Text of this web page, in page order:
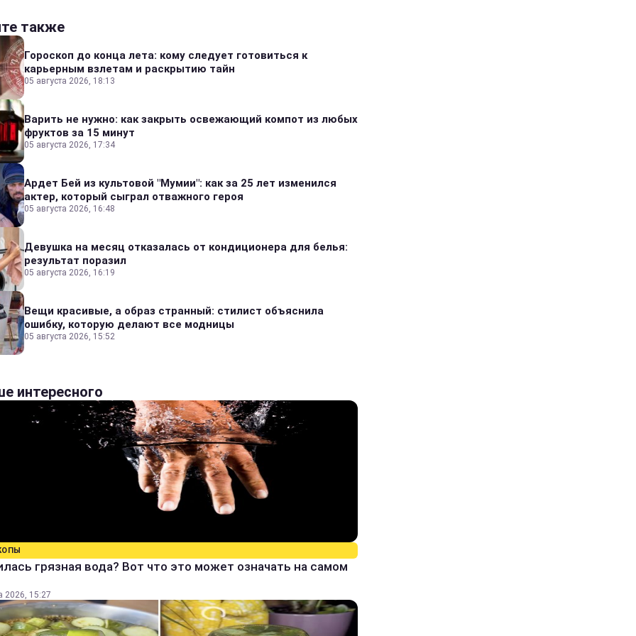
также
Гороскоп до конца лета: кому следует готовиться к
карьерным взлетам и раскрытию тайн
05 августа 2026, 18:13
Варить не нужно: как закрыть освежающий компот из любых
фруктов за 15 минут
05 августа 2026, 17:34
Ардет Бей из культовой "Мумии": как за 25 лет изменился
актер, который сыграл отважного героя
05 августа 2026, 16:48
Девушка на месяц отказалась от кондиционера для белья:
результат поразил
05 августа 2026, 16:19
Вещи красивые, а образ странный: стилист объяснила
ошибку, которую делают все модницы
05 августа 2026, 15:52
интересного
грязная вода? Вот что это может означать на самом
2026, 15:27